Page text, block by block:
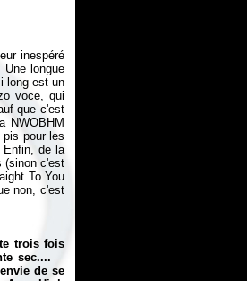
inespéré
longue
long est un
voce, qui
que c'est
NWOBHM
pis pour les
Enfin, de la
(sinon c'est
To You
non, c'est
trois fois
sec....
de se